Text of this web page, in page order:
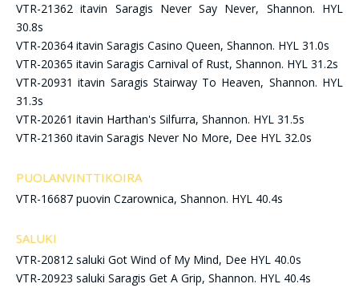
VTR-21362 itavin Saragis Never Say Never, Shannon. HYL
30.8s
VTR-20364 itavin Saragis Casino Queen, Shannon. HYL 31.0s
VTR-20365 itavin Saragis Carnival of Rust, Shannon. HYL 31.2s
VTR-20931 itavin Saragis Stairway To Heaven, Shannon. HYL
31.3s
VTR-20261 itavin Harthan's Silfurra, Shannon. HYL 31.5s
VTR-21360 itavin Saragis Never No More, Dee HYL 32.0s
PUOLANVINTTIKOIRA
VTR-16687 puovin Czarownica, Shannon. HYL 40.4s
SALUKI
VTR-20812 saluki Got Wind of My Mind, Dee HYL 40.0s
VTR-20923 saluki Saragis Get A Grip, Shannon. HYL 40.4s